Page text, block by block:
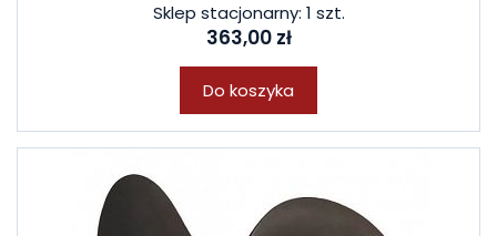
Sklep stacjonarny: 1 szt.
363,00 zł
Do koszyka